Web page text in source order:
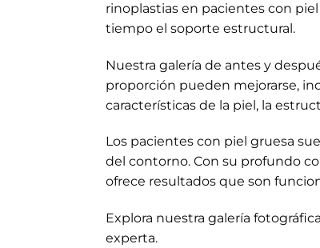
rinoplastias en pacientes con
tiempo el soporte estructural.
Nuestra galería de antes y
proporción pueden mejorarse,
características de la piel, la
Los pacientes con piel gruesa
del contorno. Con su profundo
ofrece resultados que son
Explora nuestra galería
experta.